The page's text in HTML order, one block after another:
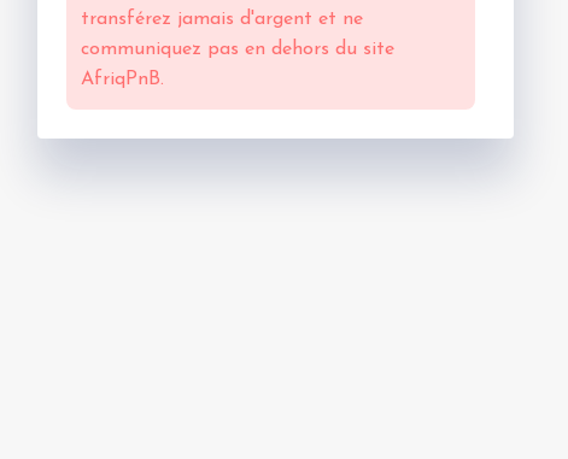
transférez jamais d'argent et ne
communiquez pas en dehors du site
AfriqPnB.